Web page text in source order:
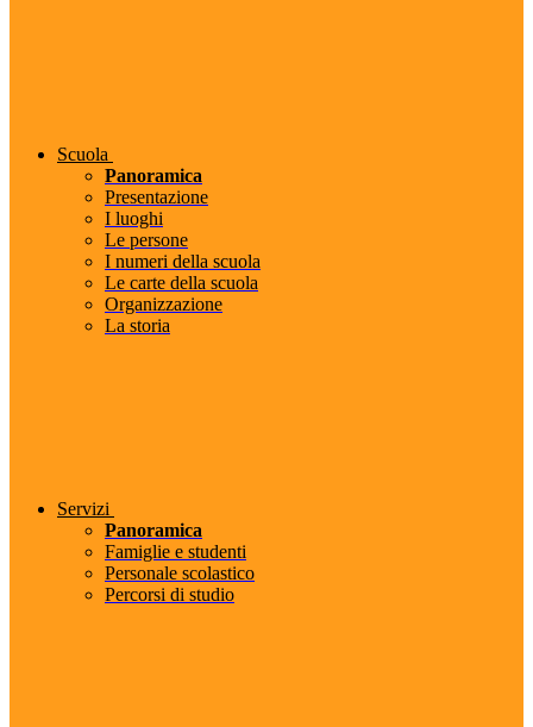
Scuola
Panoramica
Presentazione
I luoghi
Le persone
I numeri della scuola
Le carte della scuola
Organizzazione
La storia
Servizi
Panoramica
Famiglie e studenti
Personale scolastico
Percorsi di studio